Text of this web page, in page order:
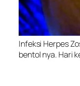
Infeksi Herpes
bentol nya. Hari